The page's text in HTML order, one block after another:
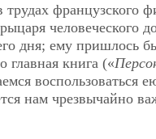
трудах французского
человеческого
дня; ему пришлось
главная книга («
воспользоваться
нам чрезвычайно